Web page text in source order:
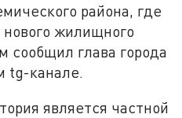
района, где
нового жилищного
сообщил глава города
tg-канале.
является частной